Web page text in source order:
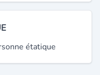
étatique